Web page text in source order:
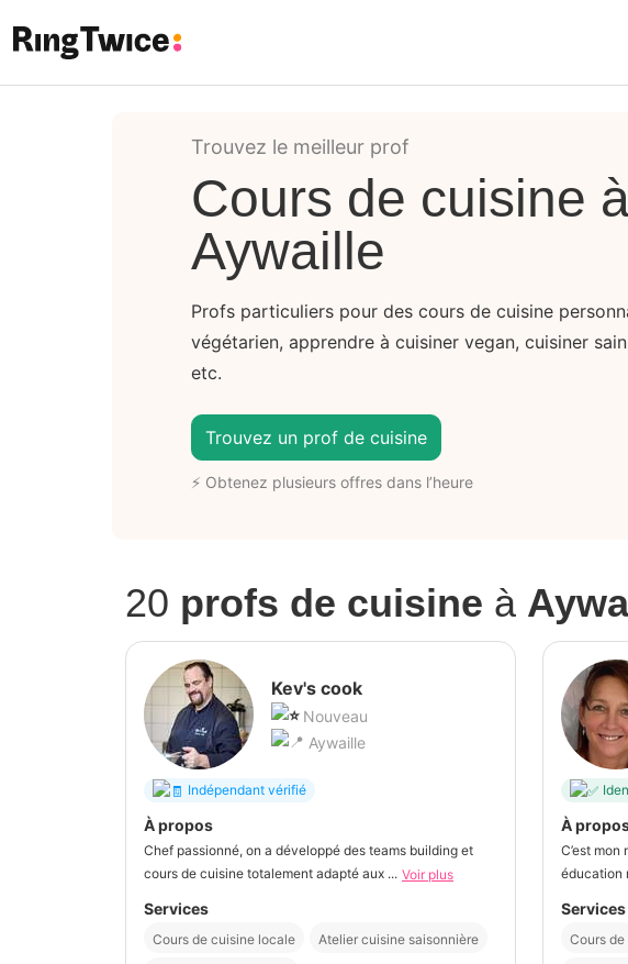
Trouvez le meilleur prof
Cours de cuisine
Aywaille
Profs particuliers pour des cours de cuisine
végétarien, apprendre à cuisiner vegan, cuisiner
etc.
Trouvez un prof de cuisine
⚡ Obtenez plusieurs offres dans l’heure
20 profs de cuisine à
Kev's cook
Nouveau
Aywaille
Indépendant vérifié
À propos
Chef passionné, on a développé des teams building et
cours de cuisine totalement adapté aux ... Voir plus
Services
Cours de cuisine locale Atelier cuisine saisonnière
À
C’est
éducation
Services
Cours